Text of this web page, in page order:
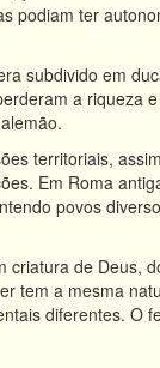
podiam ter
subdivido em
a riqueza
territoriais,
Em Roma
povos
de Deus,
tem a mesma
diferentes. O